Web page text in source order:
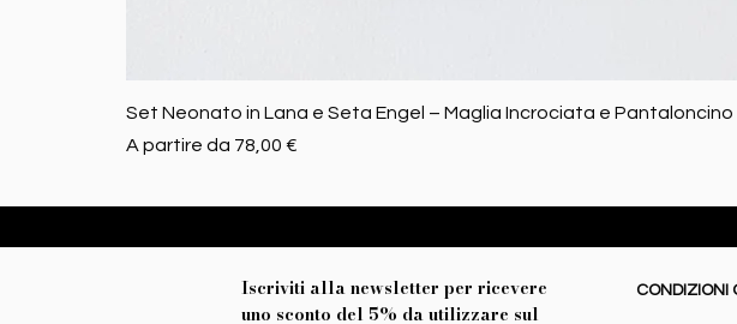
Set Neonato in Lana e Seta Engel – Maglia Incrociata e Pantaloncino
A partire da 78,00 €
Prezzo scontato
Iscriviti alla newsletter per ricevere
uno sconto del 5% da utilizzare sul
CONDIZIONI